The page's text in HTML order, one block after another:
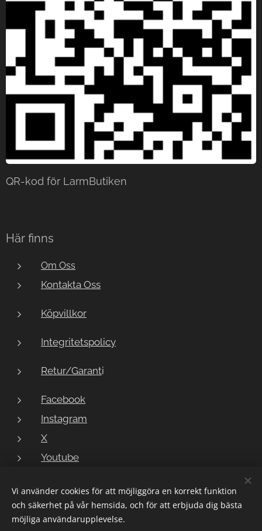
QR-kod för LarmButiken
Här finns
Om Oss
Kontakta Oss
Köpvillkor
Integritetspolicy
Retur/Garanti
Facebook
Instagram
X
Youtube
Copyright © 2023 LarmButiken Cookies
Vi använder cookies för att möjliggöra en korrekt funktion
och säkerhet på vår hemsida, och för att erbjuda dig bästa
möjliga användarupplevelse.